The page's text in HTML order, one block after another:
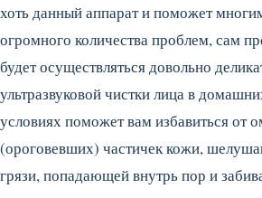
хоть данный аппарат и поможет
огромного количества проблем, сам
будет осуществляться довольно
ультразвуковой чистки лица в
условиях поможет вам избавиться от
(ороговевших) частичек кожи,
грязи, попадающей внутрь пор и